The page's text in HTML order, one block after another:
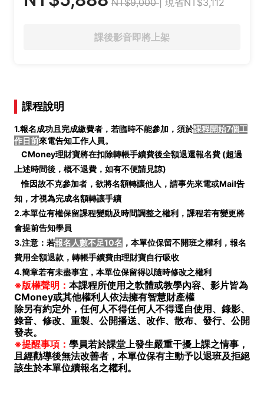
課後影音即將上架
課程說明
1.報名成功且完成繳費者，若臨時不能參加，須於課程開始7個工
作日前來電告知工作人員。
CMoney理財寶將在扣除轉帳手續費後全額退還報名費 (超過
上述時間後，概不退費，如有不便請見諒)
惟因故不克參加者，欲將名額轉讓他人，請事先來電或Mail告
知，才視為完成名額轉讓手續
2.本單位有權保留課程變動及時間調整之權利，課程若有變更將
會提前告知學員
3.注意：若報名人數不足10名 ，本單位保留不開班之權利，報名
費用全額退款，轉帳手續費由理財寶自行吸收
4.簡章若有未盡事宜，本單位保留得以隨時修改之權利
※版權聲明： 本課程所使用之軟體或教學內容、影片皆為
CMoney或其他權利人依法擁有智慧財產權
除另有約定外，任何人不得任何人不得逕自使用、錄影、
錄音、修改、重製、公開播送、改作、散布、發行、公開
發表。
※提醒事項： 學員若於課堂上發生嚴重干擾上課之情事，
且經勸導後無法改善者，本單位保有主動予以退班及拒絕
該生於本單位續報名之權利。